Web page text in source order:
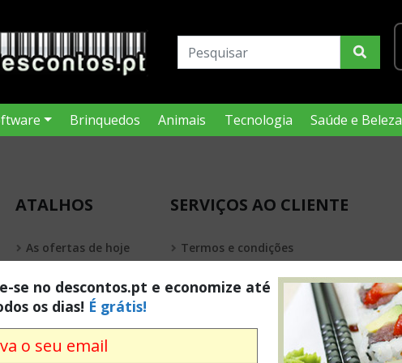
Brinquedos Animais Tecnologia Saúde e Beleza
se no descontos.pt e economize até
os dias! É grátis!
ATALHOS
As ofertas de hoje
SERVIÇOS AO CLIENTE
Termos e condições
Política de privacidade
Condições Legais Passatempos